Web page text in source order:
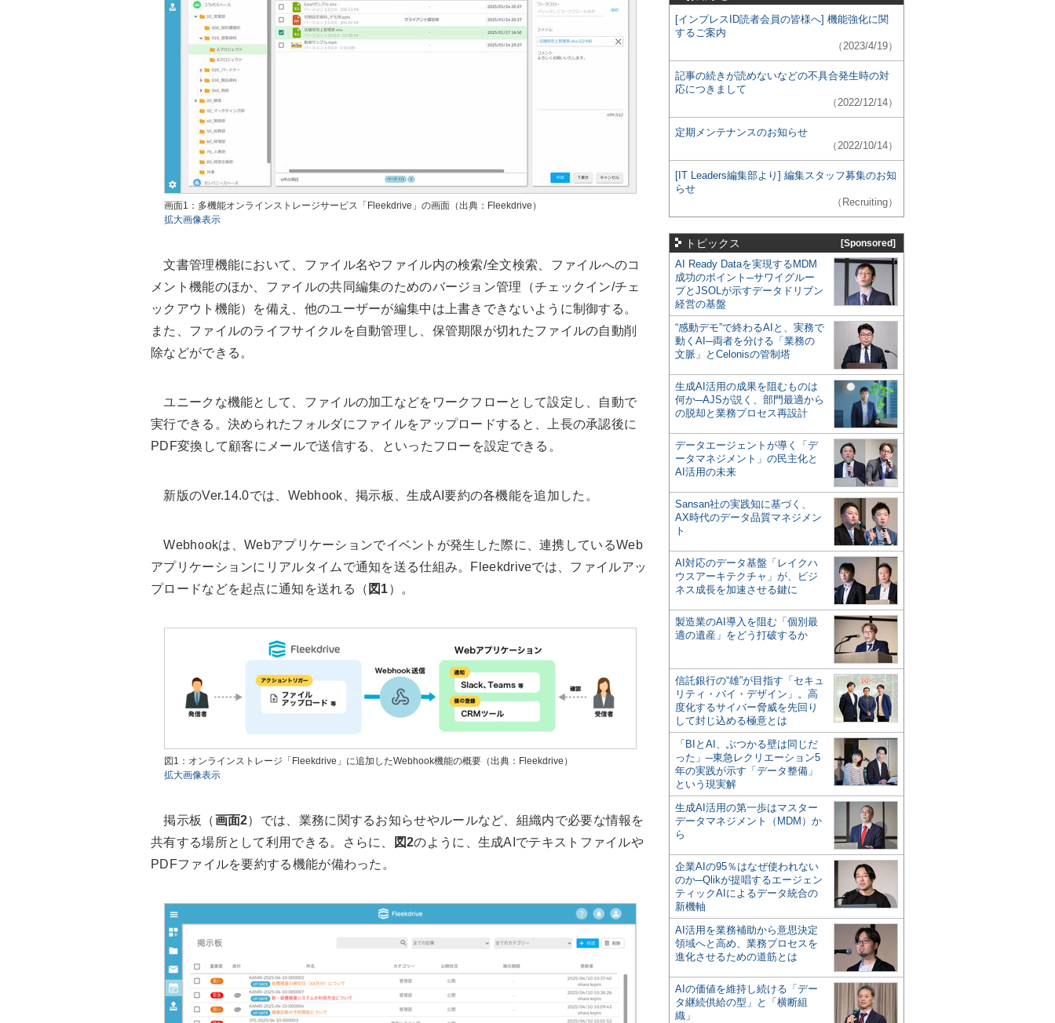
画面1：多機能オンラインストレージサービス「Fleekdrive」の画面（出典：Fleekdrive）
拡大画像表示
文書管理機能において、ファイル名やファイル内の検索/全文検索、ファイルへのコ
メント機能のほか、ファイルの共同編集のためのバージョン管理（チェックイン/チェ
ックアウト機能）を備え、他のユーザーが編集中は上書きできないように制御する。
また、ファイルのライフサイクルを自動管理し、保管期限が切れたファイルの自動削
除などができる。
ユニークな機能として、ファイルの加工などをワークフローとして設定し、自動で
実行できる。決められたフォルダにファイルをアップロードすると、上長の承認後に
PDF変換して顧客にメールで送信する、といったフローを設定できる。
新版のVer.14.0では、Webhook、掲示板、生成AI要約の各機能を追加した。
Webhookは、Webアプリケーションでイベントが発生した際に、連携しているWeb
アプリケーションにリアルタイムで通知を送る仕組み。Fleekdriveでは、ファイルアッ
プロードなどを起点に通知を送れる（ 図1）。
図1：オンラインストレージ「Fleekdrive」に追加したWebhook機能の概要（出典：Fleekdrive）
拡大画像表示
掲示板（画面2）では、業務に関するお知らせやルールなど、組織内で必要な情報を
共有する場所として利用できる。さらに、
図2のように、生成AIでテキストファイルや
PDFファイルを要約する機能が備わった。
[インプレスID読者会員の皆様へ] 機能強化に関
するご案内
（2023/4/19）
記事の続きが読めないなどの不具合発生時の対
応につきまして
（2022/12/14）
定期メンテナンスのお知らせ
（2022/10/14）
[IT Leaders編集部より] 編集スタッフ募集のお知
らせ
（Recruiting）
トピックス [Sponsored]
AI Ready Dataを実現するMDM
成功のポイント─サワイグルー
プとJSOLが示すデータドリブン
経営の基盤
“感動デモ”で終わるAIと、実務で
動くAI─両者を分ける「業務の
文脈」とCelonisの管制塔
生成AI活用の成果を阻むものは
何か─AJSが説く、部門最適から
の脱却と業務プロセス再設計
データエージェントが導く「デ
ータマネジメント」の民主化と
AI活用の未来
Sansan社の実践知に基づく、
AX時代のデータ品質マネジメン
ト
AI対応のデータ基盤「レイクハ
ウスアーキテクチャ」が、ビジ
ネス成長を加速させる鍵に
製造業のAI導入を阻む「個別最
適の遺産」をどう打破するか
信託銀行の“雄”が目指す「セキュ
リティ・バイ・デザイン」。高
度化するサイバー脅威を先回り
して封じ込める極意とは
「BIとAI、ぶつかる壁は同じだ
った」─東急レクリエーション5
年の実践が示す「データ整備」
という現実解
生成AI活用の第一歩はマスター
データマネジメント（MDM）か
ら
企業AIの95％はなぜ使われない
のか─Qlikが提唱するエージェン
ティックAIによるデータ統合の
新機軸
AI活用を業務補助から意思決定
領域へと高め、業務プロセスを
進化させるための道筋とは
AIの価値を維持し続ける「デー
タ継続供給の型」と「横断組
織」